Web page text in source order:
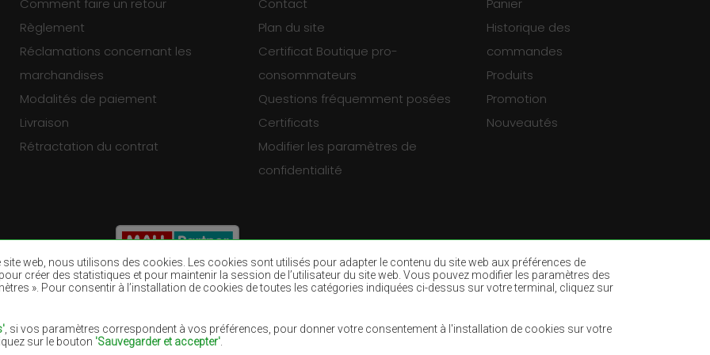
web, nous utilisons des cookies. Les cookies sont utilisés pour adapter le contenu du site web aux préférences de
créer des statistiques et pour maintenir la session de l’utilisateur du site web. Vous pouvez modifier les paramètres des
». Pour consentir à l’installation de cookies de toutes les catégories indiquées ci-dessus sur votre terminal, cliquez sur
, si vos paramètres correspondent à vos préférences, pour donner votre consentement à l'installation de cookies sur votre
sur le bouton 'Sauvegarder et accepter'
Comment faire un retour
Règlement
Réclamations concernant les
marchandises
Modalités de paiement
Livraison
Rétractation du contrat
Contact
Plan du site
Certificat Boutique pro-
consommateurs
Questions fréquemment posées
Certificats
Modifier les paramètres de
confidentialité
Panier
Historique des
commandes
Produits
Promotion
Nouveautés
Tapis pourpres Tapis bleu marine
Tapis marron clair
Tapis lilas